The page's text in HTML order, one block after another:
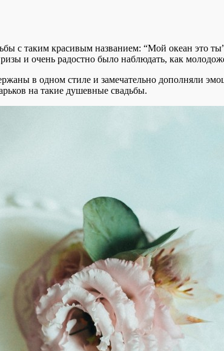
с таким красивым названием: “Мой океан это
и очень радостно было наблюдать, как
в одном стиле и замечательно дополняли
на такие душевные свадьбы.